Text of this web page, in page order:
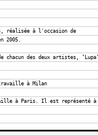
réalisée à l'occasion de
2005.
des deux artistes,
à Milan
à Paris. Il est représenté à